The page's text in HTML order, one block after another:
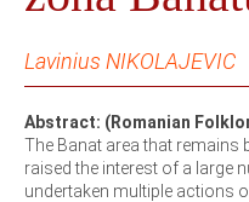
Lavinius NIKOLAJEVIC
Abstract: (Romanian
The Banat area that remains
raised the interest of a large
undertaken multiple actions